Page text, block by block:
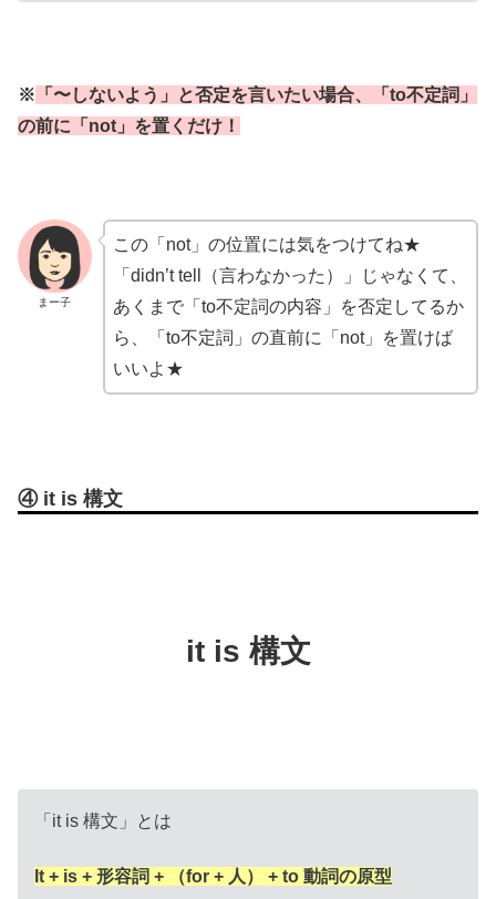
※ 「〜しないよう」と否定を言いたい場合、「to不定詞」
の前に「not」を置くだけ！
まー子
この「not」の位置には気をつけてね★
「didn’t tell（言わなかった）」じゃなくて、
あくまで「to不定詞の内容」を否定してるか
ら、「to不定詞」の直前に「not」を置けば
いいよ★
④ it is 構文
it is 構文
「it is 構文」とは
It + is + 形容詞 + （for + 人） + to 動詞の原型